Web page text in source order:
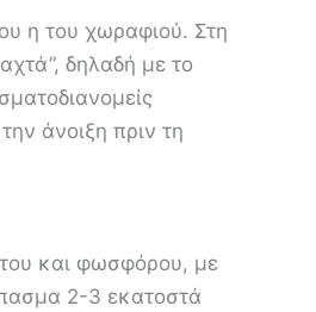
η του χωραφιού. Στη
δηλαδή με το
άνοιξη πριν τη
και φωσφόρου, με
2-3 εκατοστά